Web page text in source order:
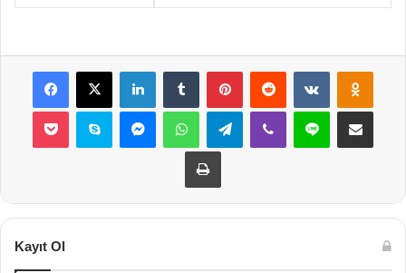
Facebook
X LinkedInTumblr PinterestReddit VKontakte
Pocket Skype MessengerWhatsAppTelegramViber Line E-Posta ile
Yazdır
Kayıt Ol